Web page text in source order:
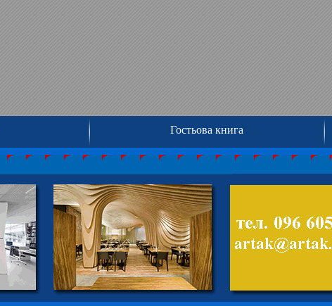
Гостьова книга